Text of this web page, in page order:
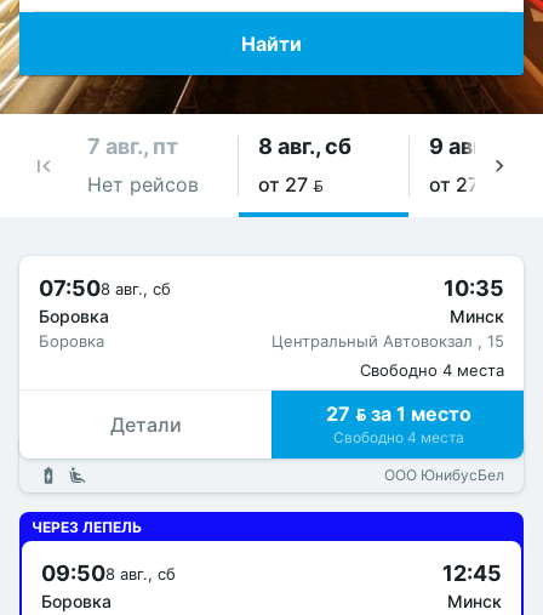
Найти
7 авг., пт
Нет рейсов
8 авг., сб
от 27 
9 авг., вс
от 27 
07:508 авг., сб
Боровка
Боровка
10:35
Минск
Центральный Автовокзал , 15
Свободно 4 места
Детали 27  за 1 место
Свободно 4 места
ООО ЮнибусБел
ЧЕРЕЗ ЛЕПЕЛЬ
09:508 авг., сб
Боровка
12:45
Минск